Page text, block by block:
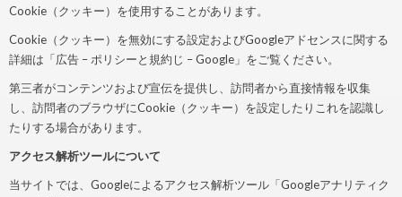
Cookie（クッキー）を使用することがあります。
Cookie（クッキー）を無効にする設定およびGoogleアドセンスに関する
詳細は「広告 – ポリシーと規約じ – Google」をご覧ください。
第三者がコンテンツおよび宣伝を提供し、訪問者から直接情報を収集
し、訪問者のブラウザにCookie（クッキー）を設定したりこれを認識し
たりする場合があります。
アクセス解析ツールについて
当サイトでは、Googleによるアクセス解析ツール「Googleアナリティク